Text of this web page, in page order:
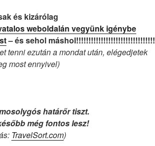
és kizárólag
weboldalán vegyünk igénybe
– és sehol máshol!!!!!!!!!!!!!!!!!!!!!!!!!!!!!!!!
tenni ezután a mondat után, elégedjetek
most ennyivel)
határőr tiszt.
még fontos lesz!
TravelSort.com)